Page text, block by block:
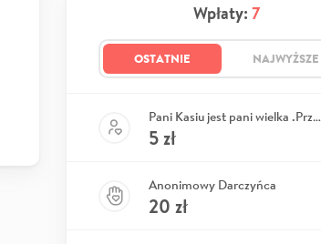
Wpłaty: 7
OSTATNIE NAJWYŻSZE
Pani Kasiu jest pani wielka .Przemek.
5zł
Anonimowy Darczyńca
20 zł